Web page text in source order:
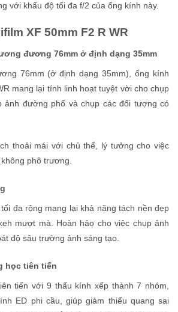
với khẩu độ tối đa f/2 của ống kính này.
XF 50mm F2 R WR
đương 76mm ở định dạng 35mm
76mm (ở định dạng 35mm), ống kính
mang lại tính linh hoạt tuyệt vời cho chụp
ảnh đường phố và chụp các đối tượng có
thoải mái với chủ thể, lý tưởng cho việc
phô trương.
đa rộng mang lại khả năng tách nền đẹp
mượt mà. Hoàn hảo cho việc chụp ảnh
độ sâu trường ảnh sáng tạo.
học tiên tiến
tiến với 9 thấu kính xếp thành 7 nhóm,
ED phi cầu, giúp giảm thiểu quang sai